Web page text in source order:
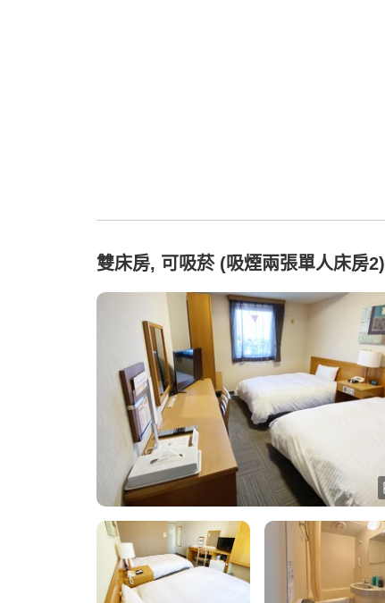
雙床房, 可吸菸 (吸煙兩張單人床房2)